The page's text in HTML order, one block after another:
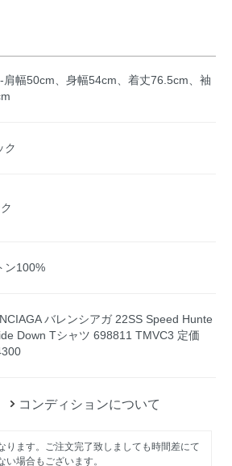
肩幅50cm、身幅54cm、着丈76.5cm、袖
ク
ン100%
バレンシアガ 22SS Speed Hunte
Down Tシャツ 698811 TMVC3 定価
コンディションについて
ます。ご注文完了致しましても時間差にて
場合もございます。